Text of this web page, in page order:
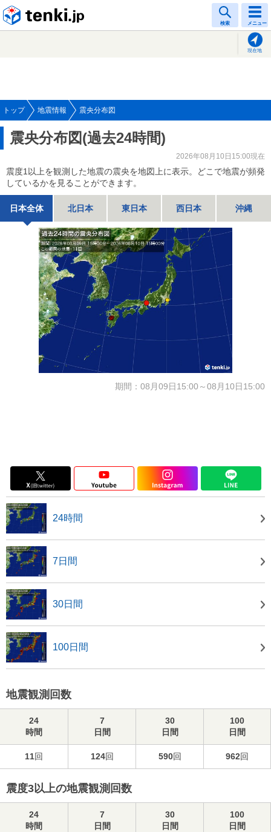
検索 メニュー
現在地
トップ 地震情報 震央分布図
震央分布図(過去24時間)
2026年08月10日15:00現在
震度1以上を観測した地震の震央を地図上に表示。どこで地震が頻発
しているかを見ることができます。
日本全体 北日本 東日本 西日本 沖縄
期間：08月09日15:00～08月10日15:00
24時間
7日間
30日間
100日間
地震観測回数
24
時間
7
日間
30
日間
100
日間
11回 124回 590回 962回
震度3以上の地震観測回数
24
時間
7
日間
30
日間
100
日間